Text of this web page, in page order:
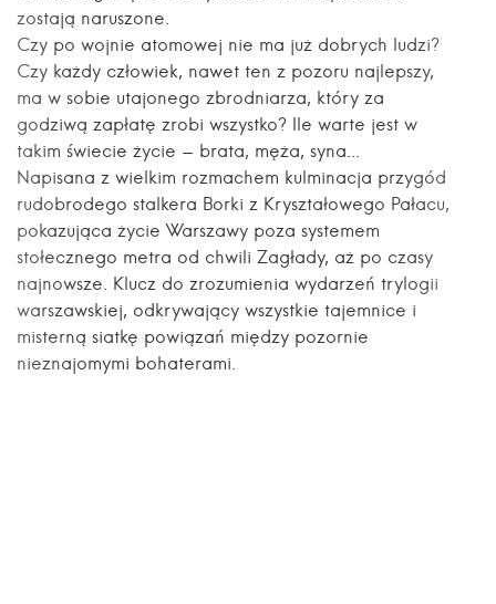
zostają naruszone.
Czy po wojnie atomowej nie ma już dobrych ludzi?
Czy każdy człowiek, nawet ten z pozoru najlepszy,
ma w sobie utajonego zbrodniarza, który za
godziwą zapłatę zrobi wszystko? Ile warte jest w
takim świecie życie - brata, męża, syna...
Napisana z wielkim rozmachem kulminacja przygód
rudobrodego stalkera Borki z Kryształowego Pałacu,
pokazująca życie Warszawy poza systemem
stołecznego metra od chwili Zagłady, aż po czasy
najnowsze. Klucz do zrozumienia wydarzeń trylogii
warszawskiej, odkrywający wszystkie tajemnice i
misterną siatkę powiązań między pozornie
nieznajomymi bohaterami.